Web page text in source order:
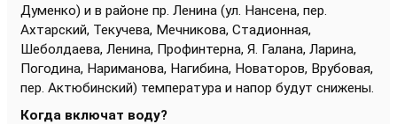
Думенко) и в районе пр. Ленина (ул. Нансена, пер.
Ахтарский, Текучева, Мечникова, Стадионная,
Шеболдаева, Ленина, Профинтерна, Я. Галана, Ларина,
Погодина, Нариманова, Нагибина, Новаторов, Врубовая,
пер. Актюбинский) температура и напор будут снижены.
Когда включат воду?